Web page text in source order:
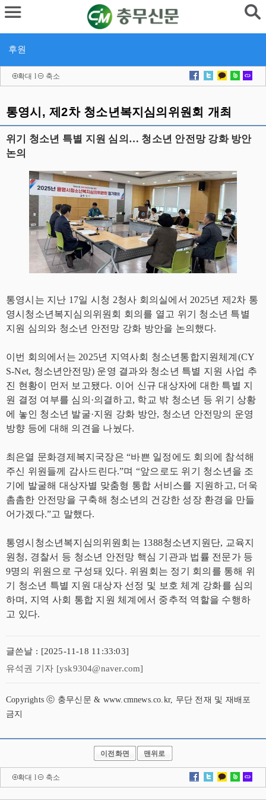
후원
확대 l 축소
통영시, 제2차 청소년복지심의위원회 개최
위기 청소년 특별 지원 심의… 청소년 안전망 강화 방안
논의
통영시는 지난 17일 시청 2청사 회의실에서 2025년 제2차 통
영시청소년복지심의위원회 회의를 열고 위기 청소년 특별
지원 심의와 청소년 안전망 강화 방안을 논의했다.
이번 회의에서는 2025년 지역사회 청소년통합지원체계(CY
S-Net, 청소년안전망) 운영 결과와 청소년 특별 지원 사업 추
진 현황이 먼저 보고됐다. 이어 신규 대상자에 대한 특별 지
원 결정 여부를 심의·의결하고, 학교 밖 청소년 등 위기 상황
에 놓인 청소년 발굴·지원 강화 방안, 청소년 안전망의 운영
방향 등에 대해 의견을 나눴다.
최은열 문화경제복지국장은 “바쁜 일정에도 회의에 참석해
주신 위원들께 감사드린다.”며 “앞으로도 위기 청소년을 조
기에 발굴해 대상자별 맞춤형 통합 서비스를 지원하고, 더욱
촘촘한 안전망을 구축해 청소년의 건강한 성장 환경을 만들
어가겠다.”고 말했다.
통영시청소년복지심의위원회는 1388청소년지원단, 교육지
원청, 경찰서 등 청소년 안전망 핵심 기관과 법률 전문가 등
9명의 위원으로 구성돼 있다. 위원회는 정기 회의를 통해 위
기 청소년 특별 지원 대상자 선정 및 보호 체계 강화를 심의
하며, 지역 사회 통합 지원 체계에서 중추적 역할을 수행하
고 있다.
글쓴날 : [2025-11-18 11:33:03]
유석권 기자 [ysk9304@naver.com]
Copyrights ⓒ 충무신문 & www.cmnews.co.kr, 무단 전재 및 재배포
금지
이전화면 맨위로
확대 l 축소